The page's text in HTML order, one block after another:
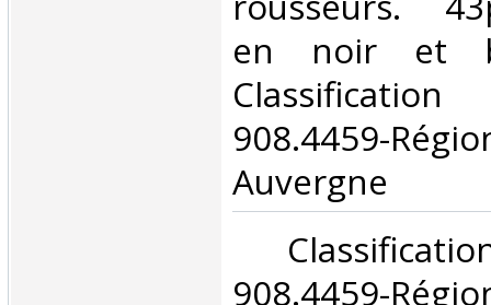
en noir et
908.4459-
Auvergne‎
908.4459-